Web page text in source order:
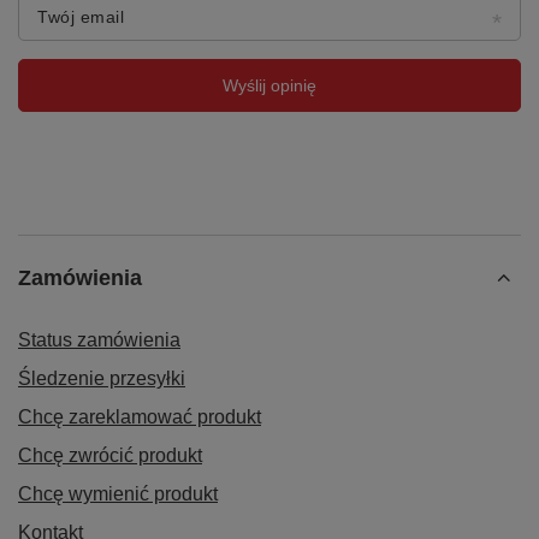
Twój email
Wyślij opinię
Zamówienia
Status zamówienia
Śledzenie przesyłki
Chcę zareklamować produkt
Chcę zwrócić produkt
Chcę wymienić produkt
Kontakt